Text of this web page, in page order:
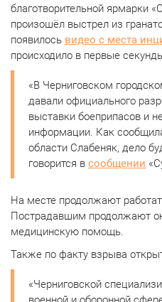
благотворительной ярмарки
произошёл выстрел из
появилось видео с места
происходило в первые
«В Черниговском
давали официального
выставки боеприпасов и
информации. Как
области Слабеняк, дело
говорится в сообщении
На месте продолжают
Пострадавшим продолжают
медицинскую помощь.
Также по факту взрыва
«Черниговской